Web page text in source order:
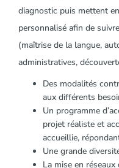
diagnostic puis mettent
personnalisé afin de
(maîtrise de la langue,
administratives,
Des modalités
aux différents
Un programme
projet réaliste et
accueillie,
Une grande
La mise en